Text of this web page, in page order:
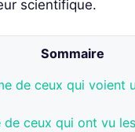
scientifique.
Sommaire
de ceux qui voient
de ceux qui ont vu